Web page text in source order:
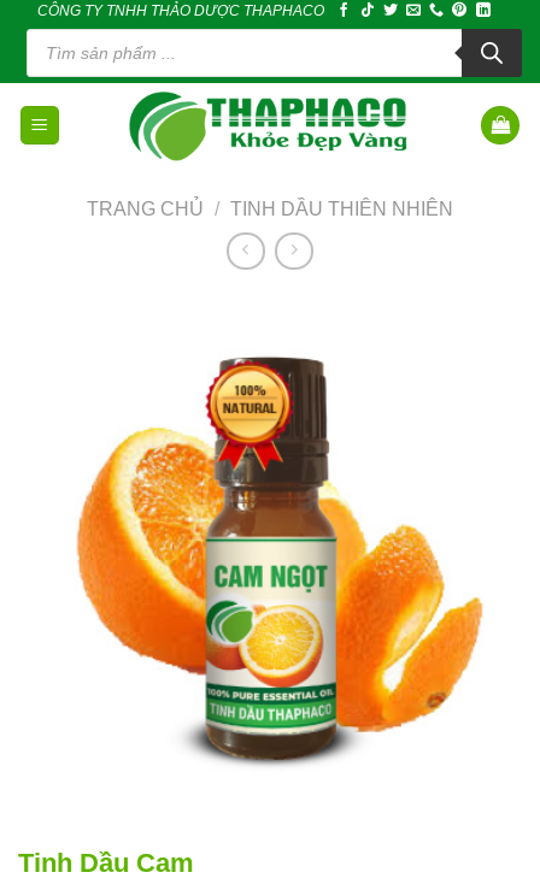
content
CÔNG TY TNHH THẢO DƯỢC THAPHACO
Tìm
kiếm
phẩm
TRANG CHỦ / TINH DẦU THIÊN NHIÊN
Tinh Dầu Cam